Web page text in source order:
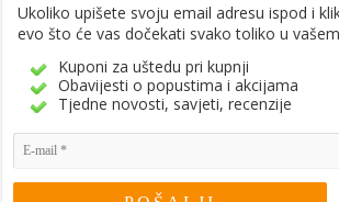
Ukoliko upišete svoju email adresu ispod i
evo što će vas dočekati svako toliko u
Kuponi za uštedu pri kupnji
Obavijesti o popustima i akcijama
Tjedne novosti, savjeti, recenzije